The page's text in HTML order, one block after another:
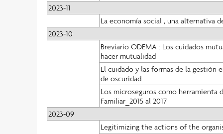
2023-11
La economía social , una alternativa
2023-10
Breviario ODEMA : Los cuidados
hacer mutualidad
El cuidado y las formas de la gestión
de oscuridad
Los microseguros como herramienta
Familiar_2015 al 2017
2023-09
Legitimizing the actions of the